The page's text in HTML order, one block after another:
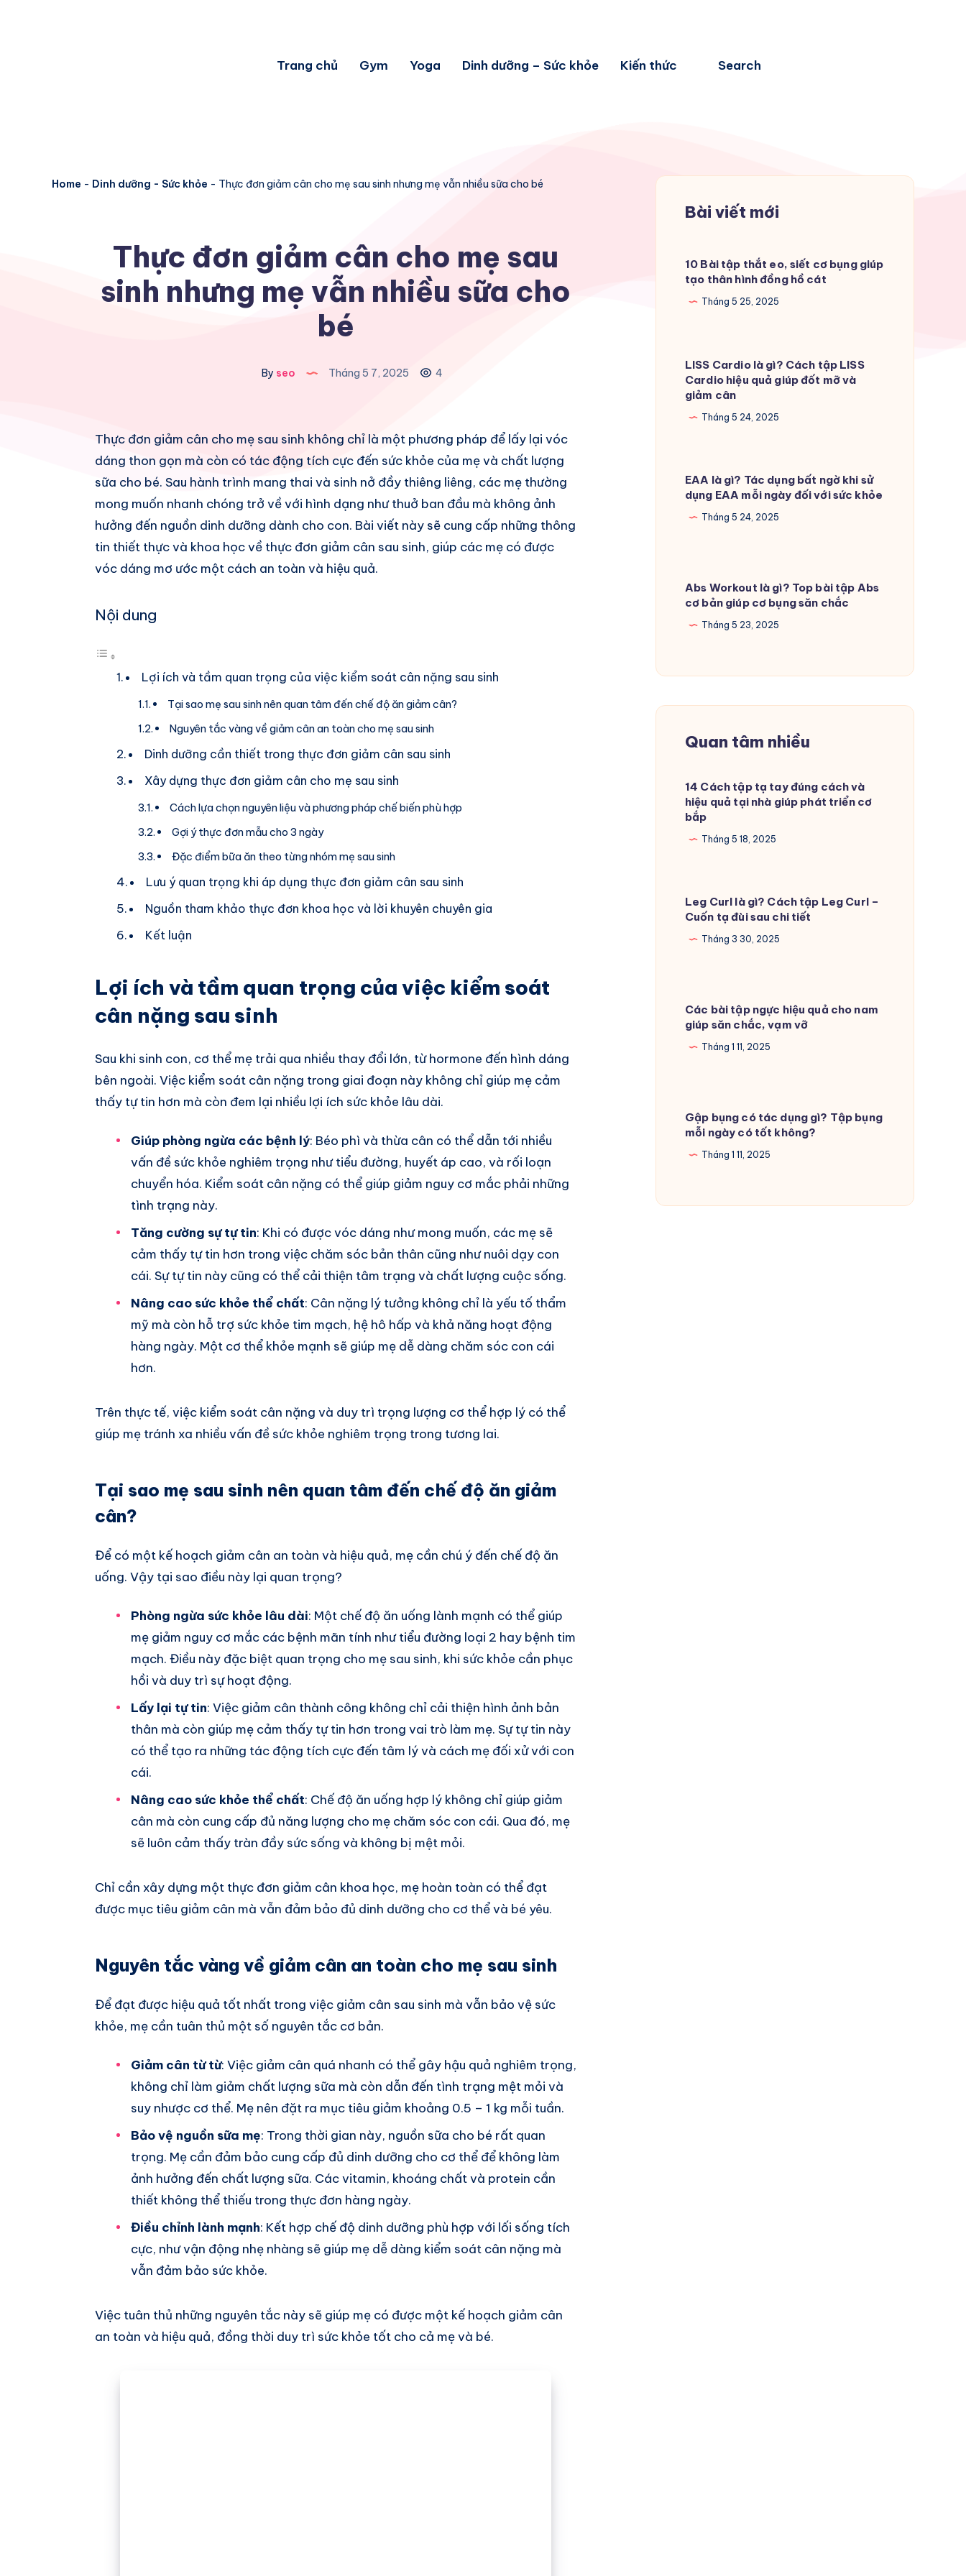
Trang chủ Gym Yoga Dinh dưỡng – Sức khỏe Kiến thức Search
Home - Dinh dưỡng - Sức khỏe - Thực đơn giảm cân cho mẹ sau sinh nhưng mẹ vẫn nhiều sữa cho bé
Thực đơn giảm cân cho mẹ sau
sinh nhưng mẹ vẫn nhiều sữa cho
bé
By seo Tháng 5 7, 2025 4
Share
Twitter
Share
Pinterest
Share
Whatsapp
Thực đơn giảm cân cho mẹ sau sinh không chỉ là một phương pháp để lấy lại vóc
dáng thon gọn mà còn có tác động tích cực đến sức khỏe của mẹ và chất lượng
sữa cho bé. Sau hành trình mang thai và sinh nở đầy thiêng liêng, các mẹ thường
mong muốn nhanh chóng trở về với hình dạng như thuở ban đầu mà không ảnh
hưởng đến nguồn dinh dưỡng dành cho con. Bài viết này sẽ cung cấp những thông
tin thiết thực và khoa học về thực đơn giảm cân sau sinh, giúp các mẹ có được
vóc dáng mơ ước một cách an toàn và hiệu quả.
Nội dung
Lợi ích và tầm quan trọng của việc kiểm soát cân nặng sau sinh
Tại sao mẹ sau sinh nên quan tâm đến chế độ ăn giảm cân?
Nguyên tắc vàng về giảm cân an toàn cho mẹ sau sinh
Dinh dưỡng cần thiết trong thực đơn giảm cân sau sinh
Xây dựng thực đơn giảm cân cho mẹ sau sinh
Cách lựa chọn nguyên liệu và phương pháp chế biến phù hợp
Gợi ý thực đơn mẫu cho 3 ngày
Đặc điểm bữa ăn theo từng nhóm mẹ sau sinh
Lưu ý quan trọng khi áp dụng thực đơn giảm cân sau sinh
Nguồn tham khảo thực đơn khoa học và lời khuyên chuyên gia
Kết luận
Lợi ích và tầm quan trọng của việc kiểm soát
cân nặng sau sinh
Sau khi sinh con, cơ thể mẹ trải qua nhiều thay đổi lớn, từ hormone đến hình dáng
bên ngoài. Việc kiểm soát cân nặng trong giai đoạn này không chỉ giúp mẹ cảm
thấy tự tin hơn mà còn đem lại nhiều lợi ích sức khỏe lâu dài.
Giúp phòng ngừa các bệnh lý: Béo phì và thừa cân có thể dẫn tới nhiều
vấn đề sức khỏe nghiêm trọng như tiểu đường, huyết áp cao, và rối loạn
chuyển hóa. Kiểm soát cân nặng có thể giúp giảm nguy cơ mắc phải những
tình trạng này.
Tăng cường sự tự tin: Khi có được vóc dáng như mong muốn, các mẹ sẽ
cảm thấy tự tin hơn trong việc chăm sóc bản thân cũng như nuôi dạy con
cái. Sự tự tin này cũng có thể cải thiện tâm trạng và chất lượng cuộc sống.
Nâng cao sức khỏe thể chất: Cân nặng lý tưởng không chỉ là yếu tố thẩm
mỹ mà còn hỗ trợ sức khỏe tim mạch, hệ hô hấp và khả năng hoạt động
hàng ngày. Một cơ thể khỏe mạnh sẽ giúp mẹ dễ dàng chăm sóc con cái
hơn.
Trên thực tế, việc kiểm soát cân nặng và duy trì trọng lượng cơ thể hợp lý có thể
giúp mẹ tránh xa nhiều vấn đề sức khỏe nghiêm trọng trong tương lai.
Tại sao mẹ sau sinh nên quan tâm đến chế độ ăn giảm
cân?
Để có một kế hoạch giảm cân an toàn và hiệu quả, mẹ cần chú ý đến chế độ ăn
uống. Vậy tại sao điều này lại quan trọng?
Phòng ngừa sức khỏe lâu dài: Một chế độ ăn uống lành mạnh có thể giúp
mẹ giảm nguy cơ mắc các bệnh mãn tính như tiểu đường loại 2 hay bệnh tim
mạch. Điều này đặc biệt quan trọng cho mẹ sau sinh, khi sức khỏe cần phục
hồi và duy trì sự hoạt động.
Lấy lại tự tin: Việc giảm cân thành công không chỉ cải thiện hình ảnh bản
thân mà còn giúp mẹ cảm thấy tự tin hơn trong vai trò làm mẹ. Sự tự tin này
có thể tạo ra những tác động tích cực đến tâm lý và cách mẹ đối xử với con
cái.
Nâng cao sức khỏe thể chất: Chế độ ăn uống hợp lý không chỉ giúp giảm
cân mà còn cung cấp đủ năng lượng cho mẹ chăm sóc con cái. Qua đó, mẹ
sẽ luôn cảm thấy tràn đầy sức sống và không bị mệt mỏi.
Chỉ cần xây dựng một thực đơn giảm cân khoa học, mẹ hoàn toàn có thể đạt
được mục tiêu giảm cân mà vẫn đảm bảo đủ dinh dưỡng cho cơ thể và bé yêu.
Nguyên tắc vàng về giảm cân an toàn cho mẹ sau sinh
Để đạt được hiệu quả tốt nhất trong việc giảm cân sau sinh mà vẫn bảo vệ sức
khỏe, mẹ cần tuân thủ một số nguyên tắc cơ bản.
Giảm cân từ từ: Việc giảm cân quá nhanh có thể gây hậu quả nghiêm trọng,
không chỉ làm giảm chất lượng sữa mà còn dẫn đến tình trạng mệt mỏi và
suy nhược cơ thể. Mẹ nên đặt ra mục tiêu giảm khoảng 0.5 – 1 kg mỗi tuần.
Bảo vệ nguồn sữa mẹ: Trong thời gian này, nguồn sữa cho bé rất quan
trọng. Mẹ cần đảm bảo cung cấp đủ dinh dưỡng cho cơ thể để không làm
ảnh hưởng đến chất lượng sữa. Các vitamin, khoáng chất và protein cần
thiết không thể thiếu trong thực đơn hàng ngày.
Điều chỉnh lành mạnh: Kết hợp chế độ dinh dưỡng phù hợp với lối sống tích
cực, như vận động nhẹ nhàng sẽ giúp mẹ dễ dàng kiểm soát cân nặng mà
vẫn đảm bảo sức khỏe.
Việc tuân thủ những nguyên tắc này sẽ giúp mẹ có được một kế hoạch giảm cân
an toàn và hiệu quả, đồng thời duy trì sức khỏe tốt cho cả mẹ và bé.
Bài viết mới
10 Bài tập thắt eo, siết cơ bụng giúp
tạo thân hình đồng hồ cát
Tháng 5 25, 2025
LISS Cardio là gì? Cách tập LISS
Cardio hiệu quả giúp đốt mỡ và
giảm cân
Tháng 5 24, 2025
EAA là gì? Tác dụng bất ngờ khi sử
dụng EAA mỗi ngày đối với sức khỏe
Tháng 5 24, 2025
Abs Workout là gì? Top bài tập Abs
cơ bản giúp cơ bụng săn chắc
Tháng 5 23, 2025
Quan tâm nhiều
14 Cách tập tạ tay đúng cách và
hiệu quả tại nhà giúp phát triển cơ
bắp
Tháng 5 18, 2025
Leg Curl là gì? Cách tập Leg Curl –
Cuốn tạ đùi sau chi tiết
Tháng 3 30, 2025
Các bài tập ngực hiệu quả cho nam
giúp săn chắc, vạm vỡ
Tháng 1 11, 2025
Gập bụng có tác dụng gì? Tập bụng
mỗi ngày có tốt không?
Tháng 1 11, 2025